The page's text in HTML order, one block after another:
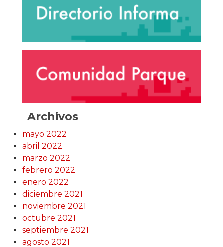
Archivos
mayo 2022
abril 2022
marzo 2022
febrero 2022
enero 2022
diciembre 2021
noviembre 2021
octubre 2021
septiembre 2021
agosto 2021